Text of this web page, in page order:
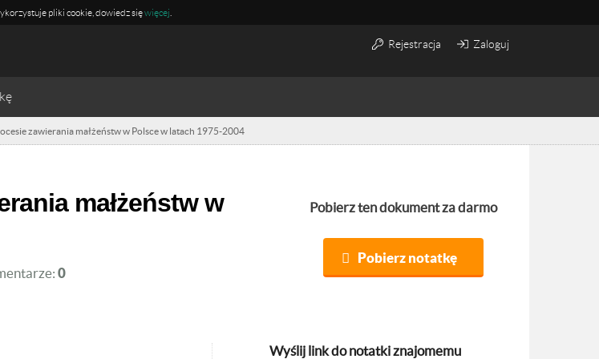
pliki cookie, dowiedz sięwięcej
Rejestracja Zaloguj
zawierania małżeństw w Polsce w latach 1975-2004
0
Pobierz ten dokument za darmo
Pobierz notatkę
Wyślij link do notatki znajomemu